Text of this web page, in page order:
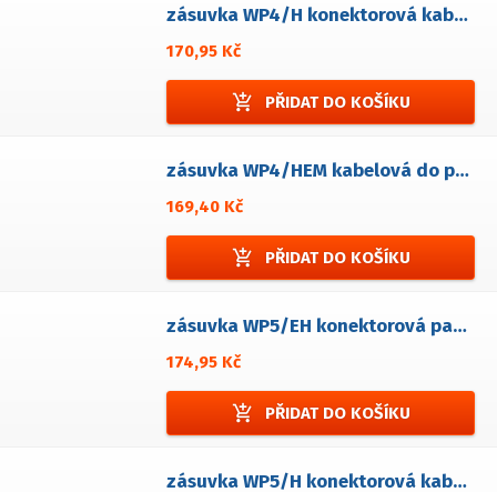
zásuvka WP4/H konektorová kabelová
170,95 Kč
add_shopping_cart PŘIDAT DO KOŠÍKU
zásuvka WP4/HEM kabelová do panelové zástrčky
169,40 Kč
add_shopping_cart PŘIDAT DO KOŠÍKU
zásuvka WP5/EH konektorová panelová
174,95 Kč
add_shopping_cart PŘIDAT DO KOŠÍKU
zásuvka WP5/H konektorová kabelová